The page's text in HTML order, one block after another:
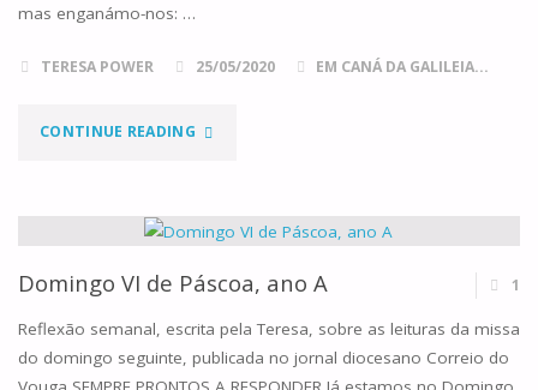
mas enganámo-nos: …
TERESA POWER 25/05/2020 EM CANÁ DA GALILEIA...
CONTINUE READING"RETIRANDO
MÁSCARAS
DIANTE
DO
SENHOR"
Domingo VI de Páscoa, ano A 1
Reflexão semanal, escrita pela Teresa, sobre as leituras da missa
do domingo seguinte, publicada no jornal diocesano Correio do